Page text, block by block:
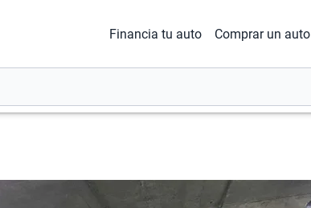
Financia tu auto Comprar un auto